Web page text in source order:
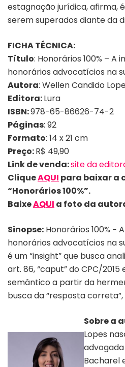
estagnação jurídica, afirma,
serem superados diante da
FICHA TÉCNICA:
Título: Honorários 100% – A
honorários advocatícios na
Autora: Wellen Candido
Editora:Lura
ISBN:978-65-86626-74-2
Páginas: 92
Formato: 14 x 21 cm
Preço:R$ 49,90
Link de venda:site da
CliqueAQUI para baixar a
“Honorários 100%”.
BaixeAQUI a foto da
Sinopse: Honorários 100% −
honorários advocatícios na
é um “insight” que busca
art. 86, “caput” do CPC/
semântico a partir da
busca da “resposta
Sobre a
Lopes
Bacharel